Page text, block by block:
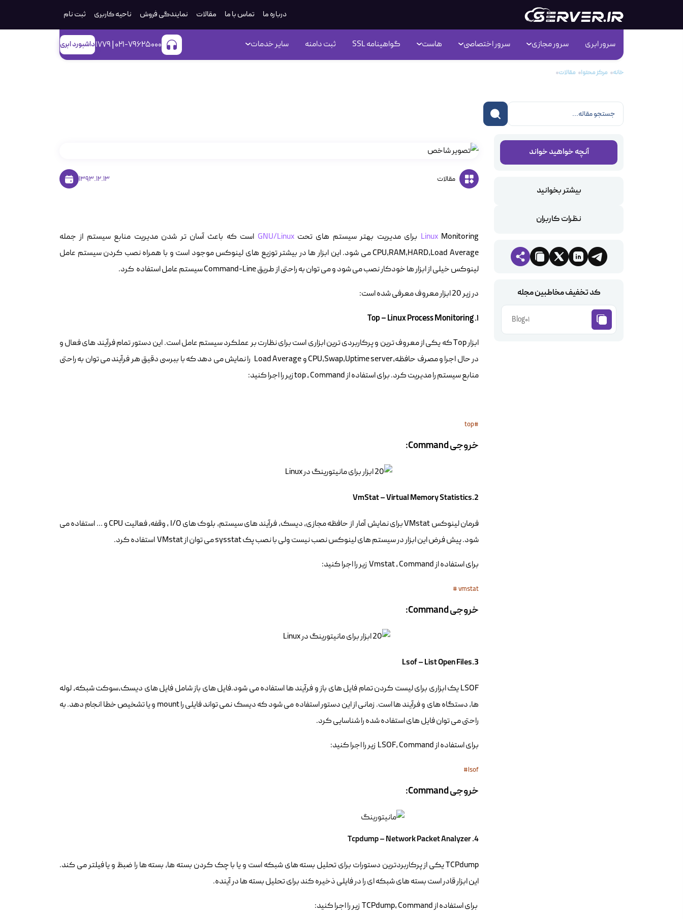
درباره ما تماس با ما مقالات نمایندگی فروش ناحیه کاربری ثبت‌ نام
سرور ابری سرور مجازی سرور اختصاصی هاست گواهینامه SSL ثبت دامنه سایر خدمات 021-79625000 | 1779 داشبورد ابری
خانه مرکز محتوا مقالات
آنچه خواهید خواند
بیشتر بخوانید
نظرات کاربران
کد تخفیف مخاطبین مجله
Blog01
مقالات 1393.12.13
LinuxMonitoring برای مدیریت بهتر سیستم های تحت GNU/Linux است که باعث آسان تر شدن مدیریت منابع سیستم از جمله
CPU,RAM,HARD,Load Average می شود. این ابزار ها در بیشتر توزیع های لینوکس موجود است و با همراه نصب کردن سیستم عامل
لینوکس خیلی از ابزار ها خودکار نصب می شود و می توان به راحتی از طریق Command-Line سیستم عامل استفاده کرد.
در زیر 20 ابزار معروف معرفی شده است:
1. Top – Linux Process Monitoring
ابزار Top که یکی از معروف ترین و پرکاربردی ترین ابزاری است برای نظارت بر عملکرد سیستم عامل است. این دستور تمام فرآیند های فعال و
در حال اجرا و مصرف حافظه،CPU،Swap،Uptime server و Load Average را نمایش می دهد که با ببرسی دقیق هر فرآیند می توان به راحتی
منابع سیستم را مدیریت کرد. برای استفاده از top ، Command زیر را اجرا کنید:
#top
خروجی Command:
2.VmStat – Virtual Memory Statistics
فرمان لینوکس VMstat برای نمایش آمار از حافظه مجازی، دیسک، فرآیند های سیستم، بلوک های I/O ، وقفه، فعالیت CPU و … استفاده می
شود. پیش فرض این ابزار در سیستم های لینوکس نصب نیست ولی با نصب پک sysstat می توان از VMstat استفاده کرد.
برای استفاده از Vmstat ، Command زیر را اجرا کنید:
خروجی Command:
3.Lsof – List Open Files
LSOF یک ابزاری برای لیست کردن تمام فایل های باز و فرآیند ها استفاده می شود.فایل های باز شامل فایل های دیسک،سوکت شبکه، لوله
ها، دستگاه های و فرآیند ها است. زمانی از این دستور استفاده می شود که دیسک نمی تواند فایلی را mount و یا تشخیص خطا انجام دهد. به
راحتی می توان فایل های استفاده شده را شناسایی کرد.
برای استفاده از LSOF، Command زیر را اجرا کنید:
#lsof
خروجی Command:
4. Tcpdump – Network Packet Analyzer
TCPdump یکی از پرکاربردترین دستورات برای تحلیل بسته های شبکه است و یا با چک کردن بسته ها، بسته ها را ضبظ و یا فیلتر می کند.
این ابزار قادر است بسته های شبکه ای را در فایلی ذخیره کند برای تحلیل بسته ها در آینده.
برای استفاده از TCPdump، Command زیر را اجرا کنید: